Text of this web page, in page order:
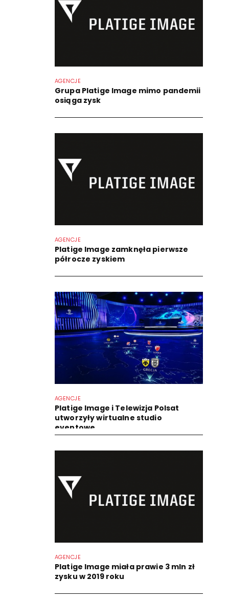
AGENCJE
Grupa Platige Image mimo pandemii
osiąga zysk
AGENCJE
Platige Image zamknęła pierwsze
półrocze zyskiem
AGENCJE
Platige Image i Telewizja Polsat
utworzyły wirtualne studio
eventowe
AGENCJE
Platige Image miała prawie 3 mln zł
zysku w 2019 roku